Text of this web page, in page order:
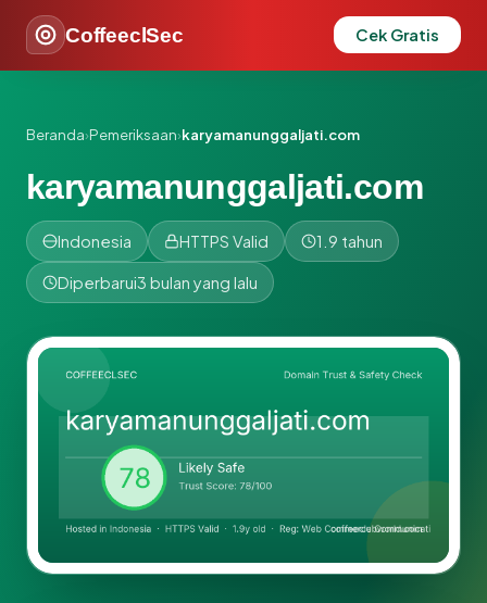
CoffeeclSec Cek Gratis
Beranda›Pemeriksaan›karyamanunggaljati.com
karyamanunggaljati.com
Indonesia HTTPS Valid 1.9 tahun
Diperbarui3 bulan yang lalu